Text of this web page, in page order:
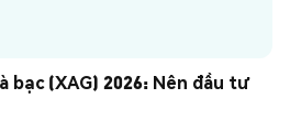
bạc (XAG) 2026: Nên đầu tư